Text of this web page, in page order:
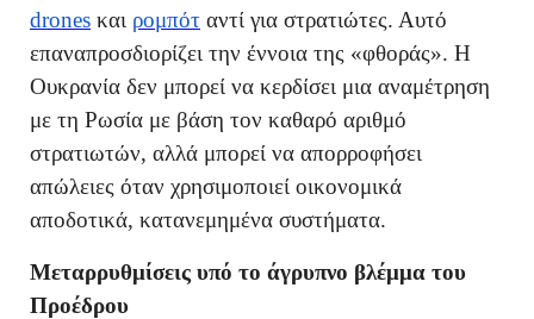
drones και ρομπότ αντί για στρατιώτες. Αυτό
επαναπροσδιορίζει την έννοια της «φθοράς». Η
Ουκρανία δεν μπορεί να κερδίσει μια αναμέτρηση
με τη Ρωσία με βάση τον καθαρό αριθμό
στρατιωτών, αλλά μπορεί να απορροφήσει
απώλειες όταν χρησιμοποιεί οικονομικά
αποδοτικά, κατανεμημένα συστήματα.
Μεταρρυθμίσεις υπό το άγρυπνο βλέμμα του
Προέδρου